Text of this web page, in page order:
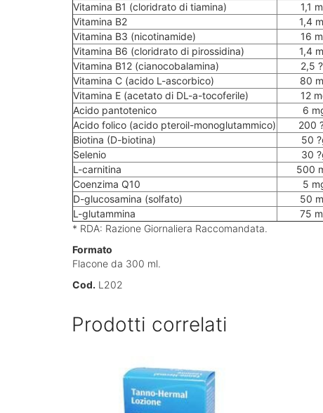
Vitamina B1 (cloridrato di tiamina)
1,1
Vitamina B2
1,4
Vitamina B3 (nicotinamide)
16
Vitamina B6 (cloridrato di pirossidina)
1,4
Vitamina B12 (cianocobalamina)
2,5
Vitamina C (acido L-ascorbico)
80
Vitamina E (acetato di DL-a-tocoferile)
12
Acido pantotenico
6
Acido folico (acido pteroil-monoglutammico)
200
Biotina (D-biotina)
50
Selenio
30
L-carnitina
500
Coenzima Q10
5
D-glucosamina (solfato)
50
L-glutammina
75
* RDA: Razione Giornaliera Raccomandata.
Formato
Flacone da 300 ml.
Cod. L202
Prodotti correlati